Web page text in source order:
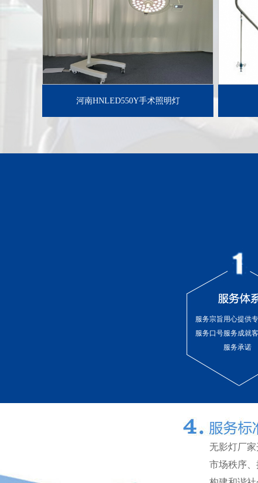
河南HNLED550Y手术照明灯
了解详情+
服务宗旨用心提供
服务口号服务成就
服务承诺
无影灯厂
市场秩序